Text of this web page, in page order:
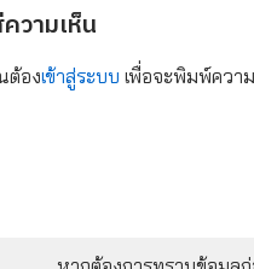
วามเห็น
ต้องเข้าสู่ระบบ เพื่อจะพิมพ์ควา